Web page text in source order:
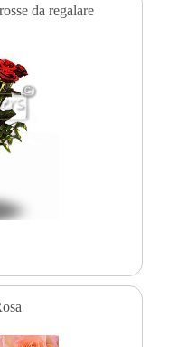
da regalare